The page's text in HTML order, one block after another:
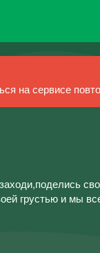
на сервисе
грустью и мы